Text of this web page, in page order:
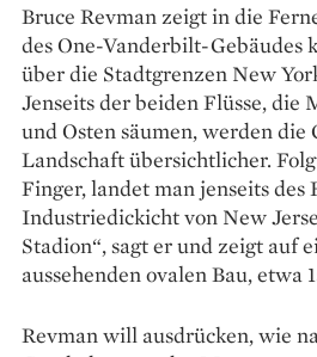
Bruce Revman zeigt in die
des One-Vanderbilt-Gebäudes
über die Stadtgrenzen New
Jenseits der beiden Flüsse, die
und Osten säumen, werden die
Landschaft übersichtlicher.
Finger, landet man jenseits des
Industriedickicht von New
Stadion“, sagt er und zeigt auf
aussehenden ovalen Bau, etwa
Revman will ausdrücken, wie